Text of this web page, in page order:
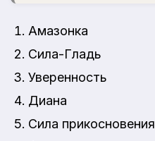
Амазонка
Сила-Гладь
Уверенность
Диана
Сила прикосновения